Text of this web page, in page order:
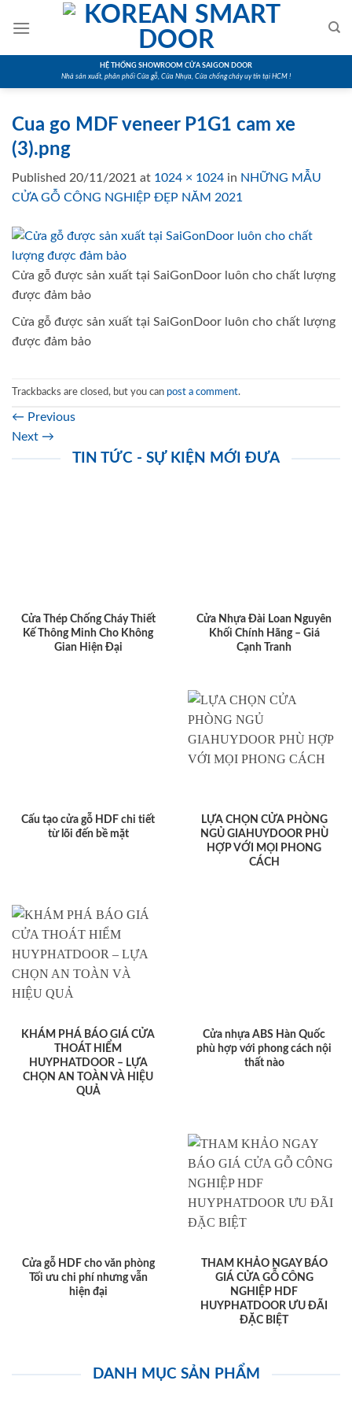
HỆ THỐNG SHOWROOM CỬA SAIGON DOOR
Nhà sản xuất, phân phối Cửa gỗ, Cửa Nhựa, Cửa chống cháy uy tín tại HCM !
Cua go MDF veneer P1G1 cam xe
(3).png
Published 20/11/2021 at 1024 × 1024 in NHỮNG MẪU
CỬA GỖ CÔNG NGHIỆP ĐẸP NĂM 2021
Cửa gỗ được sản xuất tại SaiGonDoor luôn cho chất lượng
được đảm bảo
Cửa gỗ được sản xuất tại SaiGonDoor luôn cho chất lượng
được đảm bảo
Trackbacks are closed, but you can post a comment.
← Previous
Next →
TIN TỨC - SỰ KIỆN MỚI ĐƯA
Cửa Thép Chống Cháy Thiết
Kế Thông Minh Cho Không
Gian Hiện Đại
Cửa Nhựa Đài Loan Nguyên
Khối Chính Hãng – Giá
Cạnh Tranh
Cấu tạo cửa gỗ HDF chi tiết
từ lõi đến bề mặt
LỰA CHỌN CỬA PHÒNG
NGỦ GIAHUYDOOR PHÙ
HỢP VỚI MỌI PHONG
CÁCH
KHÁM PHÁ BÁO GIÁ CỬA
THOÁT HIỂM
HUYPHATDOOR – LỰA
CHỌN AN TOÀN VÀ HIỆU
QUẢ
Cửa nhựa ABS Hàn Quốc
phù hợp với phong cách nội
thất nào
Cửa gỗ HDF cho văn phòng
Tối ưu chi phí nhưng vẫn
hiện đại
THAM KHẢO NGAY BÁO
GIÁ CỬA GỖ CÔNG
NGHIỆP HDF
HUYPHATDOOR ƯU ĐÃI
ĐẶC BIỆT
DANH MỤC SẢN PHẨM